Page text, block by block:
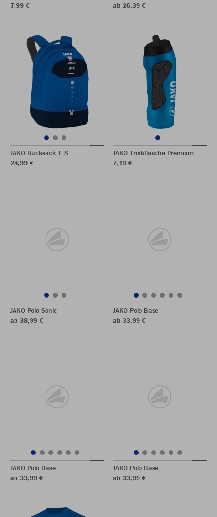
7,99 €
ab 26,39 €
JAKO Rucksack TLS
28,99 €
JAKO Trinkflasche Premium
7,19 €
JAKO Polo Sonic
ab 38,99 €
JAKO Polo Base
ab 33,99 €
JAKO Polo Base
ab 33,99 €
JAKO Polo Base
ab 33,99 €